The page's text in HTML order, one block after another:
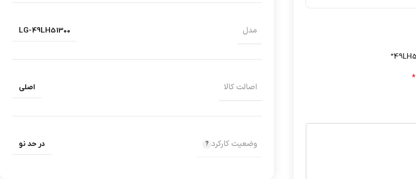
*
مدل LG-49LH51300
اصالت کالا اصلی
وضعیت کارکرد در حد نو